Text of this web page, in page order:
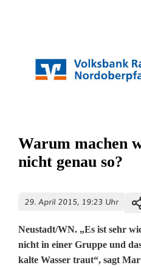
Warum machen
nicht genau so?
29. April 2015, 19:23 Uhr
Neustadt/WN. „Es ist sehr
nicht in einer Gruppe und
kalte Wasser traut“, sagt